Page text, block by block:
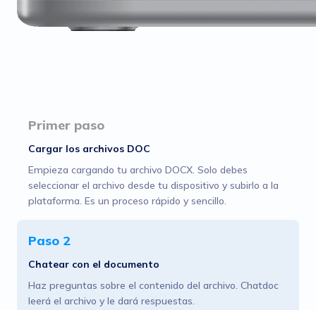
Primer paso
Cargar los archivos DOC
Empieza cargando tu archivo DOCX. Solo debes
seleccionar el archivo desde tu dispositivo y subirlo a la
plataforma. Es un proceso rápido y sencillo.
Paso 2
Chatear con el documento
Haz preguntas sobre el contenido del archivo. Chatdoc
leerá el archivo y le dará respuestas.